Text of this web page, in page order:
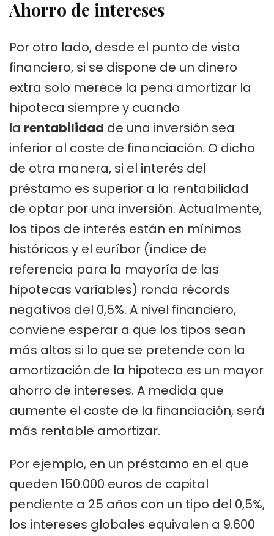
Ahorro de intereses
Por otro lado, desde el punto de vista
financiero, si se dispone de un dinero
extra solo merece la pena amortizar la
hipoteca siempre y cuando
la rentabilidad de una inversión sea
inferior al coste de financiación. O dicho
de otra manera, si el interés del
préstamo es superior a la rentabilidad
de optar por una inversión. Actualmente,
los tipos de interés están en mínimos
históricos y el euríbor (índice de
referencia para la mayoría de las
hipotecas variables) ronda récords
negativos del 0,5%. A nivel financiero,
conviene esperar a que los tipos sean
más altos si lo que se pretende con la
amortización de la hipoteca es un mayor
ahorro de intereses. A medida que
aumente el coste de la financiación, será
más rentable amortizar.
Por ejemplo, en un préstamo en el que
queden 150.000 euros de capital
pendiente a 25 años con un tipo del 0,5%,
los intereses globales equivalen a 9.600